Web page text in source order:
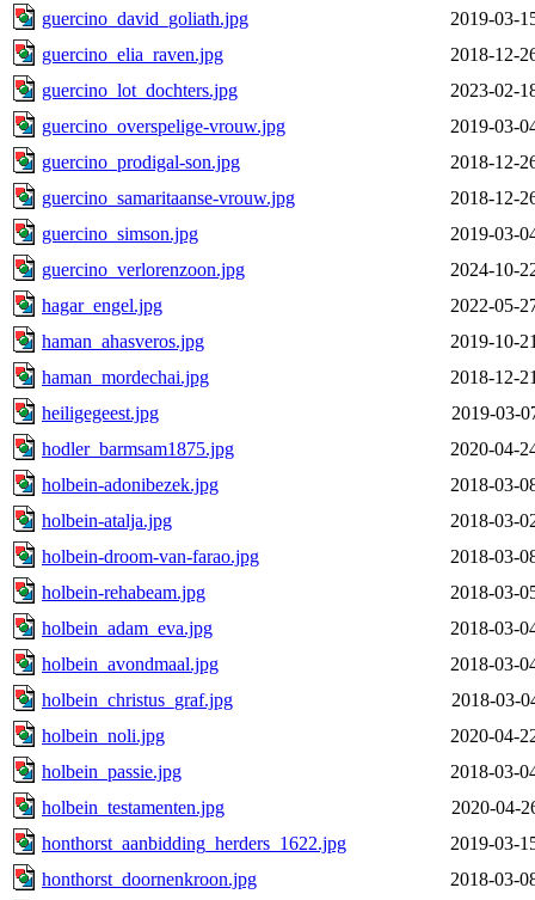
guercino_david_goliath.jpg
2019-03-
guercino_elia_raven.jpg
2018-12-
guercino_lot_dochters.jpg
2023-02-
guercino_overspelige-vrouw.jpg
2019-03-
guercino_prodigal-son.jpg
2018-12-
guercino_samaritaanse-vrouw.jpg
2018-12-
guercino_simson.jpg
2019-03-
guercino_verlorenzoon.jpg
2024-10-
hagar_engel.jpg
2022-05-
haman_ahasveros.jpg
2019-10-
haman_mordechai.jpg
2018-12-
heiligegeest.jpg
2019-03-
hodler_barmsam1875.jpg
2020-04-
holbein-adonibezek.jpg
2018-03-
holbein-atalja.jpg
2018-03-
holbein-droom-van-farao.jpg
2018-03-
holbein-rehabeam.jpg
2018-03-
holbein_adam_eva.jpg
2018-03-
holbein_avondmaal.jpg
2018-03-
holbein_christus_graf.jpg
2018-03-
holbein_noli.jpg
2020-04-
holbein_passie.jpg
2018-03-
holbein_testamenten.jpg
2020-04-
honthorst_aanbidding_herders_1622.jpg
2019-03-
honthorst_doornenkroon.jpg
2018-03-